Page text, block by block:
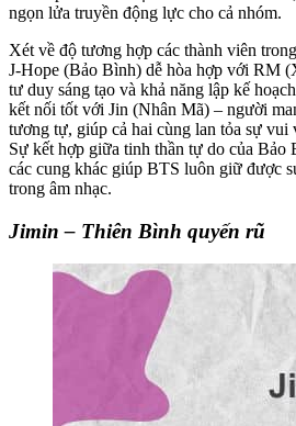
ngọn lửa truyền động lực cho cả nhóm.
Xét về độ tương hợp các thành viên
J-Hope (Bảo Bình) dễ hòa hợp với RM
tư duy sáng tạo và khả năng lập kế
kết nối tốt với Jin (Nhân Mã) – người
tương tự, giúp cả hai cùng lan tỏa sự vui
Sự kết hợp giữa tinh thần tự do của Bảo
các cung khác giúp BTS luôn giữ được
trong âm nhạc.
Jimin – Thiên Bình quyến rũ